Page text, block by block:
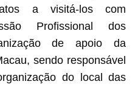
a visitá-los com
Profissional dos
de apoio da
sendo responsável
do local das